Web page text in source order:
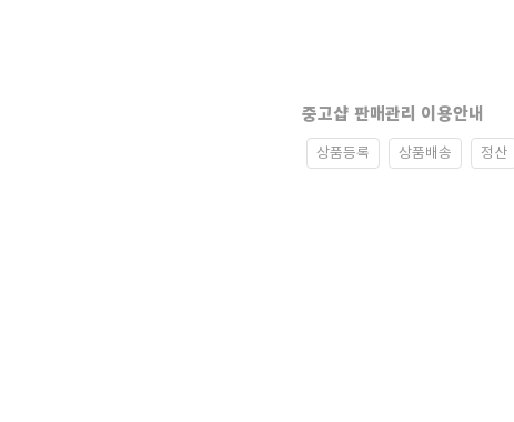
중고샵 판매관리 이용안내
상품등록 상품배송 정산